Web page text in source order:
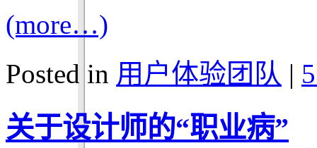
(more…)
Posted in 用户体验团队 |
关于设计师的“职业病”